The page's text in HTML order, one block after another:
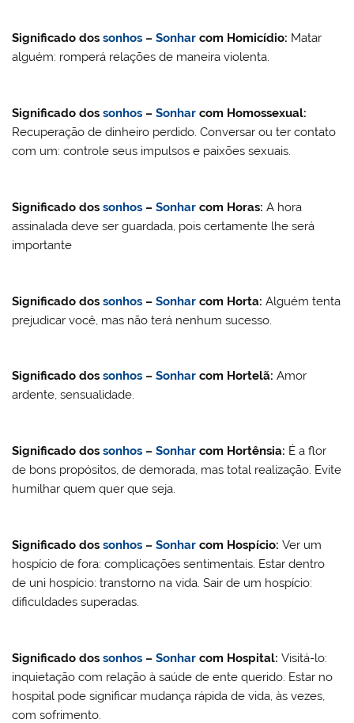
Significado dossonhos –Sonhar com Homicídio: Matar
alguém: romperá relações de maneira violenta.
Significado dossonhos –Sonhar com Homossexual:
Recuperação de dinheiro perdido. Conversar ou ter contato
com um: controle seus impulsos e paixões sexuais.
Significado dossonhos –Sonhar com Horas:A hora
assinalada deve ser guardada, pois certamente lhe será
importante
Significado dossonhos –Sonhar com Horta:Alguém tenta
prejudicar você, mas não terá nenhum sucesso.
Significado dossonhos –Sonhar com Hortelã:Amor
ardente, sensualidade.
Significado dossonhos –Sonhar com Hortênsia: É a flor
de bons propósitos, de demorada, mas total realização. Evite
humilhar quem quer que seja.
Significado dossonhos –Sonhar com Hospício:Ver um
hospício de fora: complicações sentimentais. Estar dentro
de uni hospício: transtorno na vida. Sair de um hospício:
dificuldades superadas.
Significado dossonhos –Sonhar com Hospital:Visitá-lo:
inquietação com relação à saúde de ente querido. Estar no
hospital pode significar mudança rápida de vida, às vezes,
com sofrimento.